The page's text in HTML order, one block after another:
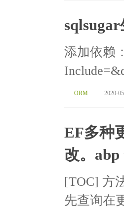
添加依赖
ORM 2020-
EF多种
改。abp
[TOC] 方
先查询在